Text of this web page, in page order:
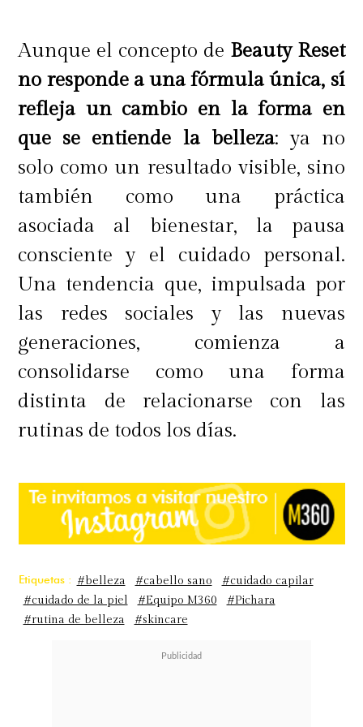
Aunque el concepto de Beauty Reset
no responde a una fórmula única, sí
refleja un cambio en la forma en
que se entiende la belleza: ya no
solo como un resultado visible, sino
también como una práctica
asociada al bienestar, la pausa
consciente y el cuidado personal.
Una tendencia que, impulsada por
las redes sociales y las nuevas
generaciones, comienza a
consolidarse como una forma
distinta de relacionarse con las
rutinas de todos los días.
Etiquetas : #belleza #cabello sano
#cuidado capilar
#cuidado de la piel
#Equipo M360
#Pichara
#rutina de belleza
#skincare